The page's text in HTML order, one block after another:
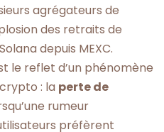
agrégateurs de
des retraits de
depuis MEXC.
le reflet d’un phénomène
: la perte de
rumeur
préfèrent